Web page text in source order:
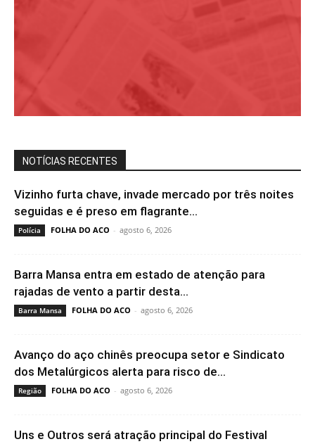
NOTÍCIAS RECENTES
Vizinho furta chave, invade mercado por três noites
seguidas e é preso em flagrante...
Polícia FOLHA DO ACO - agosto 6, 2026
Barra Mansa entra em estado de atenção para
rajadas de vento a partir desta...
Barra Mansa FOLHA DO ACO - agosto 6, 2026
Avanço do aço chinês preocupa setor e Sindicato
dos Metalúrgicos alerta para risco de...
Região FOLHA DO ACO - agosto 6, 2026
Uns e Outros será atração principal do Festival